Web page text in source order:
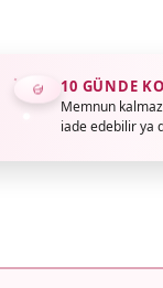
10 GÜNDE
Memnun
iade edebilir ya